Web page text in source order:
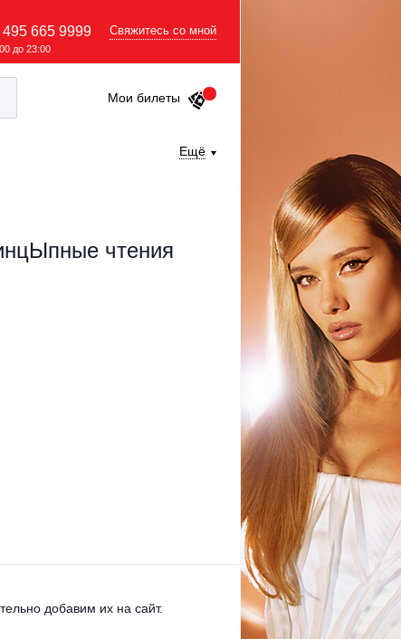
495 665 9999
до 23:00
Свяжитесь со мной
Мои билеты
Ещё
чтения
добавим их на сайт.